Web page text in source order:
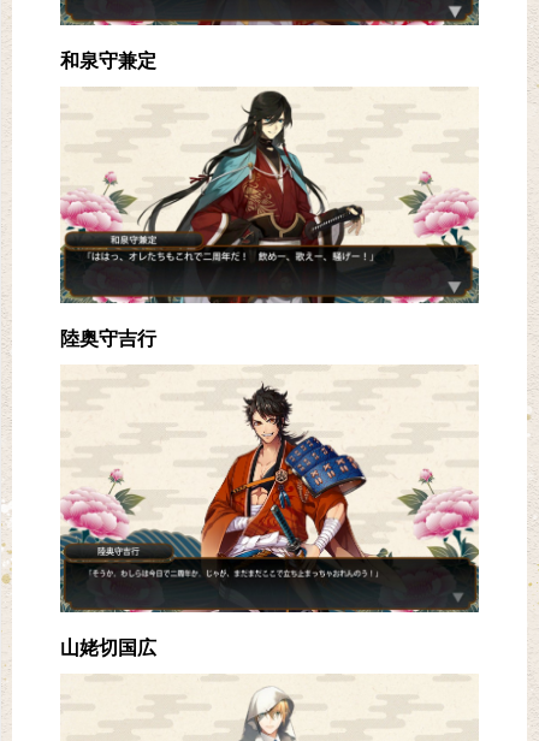
和泉守兼定
陸奥守吉行
山姥切国広